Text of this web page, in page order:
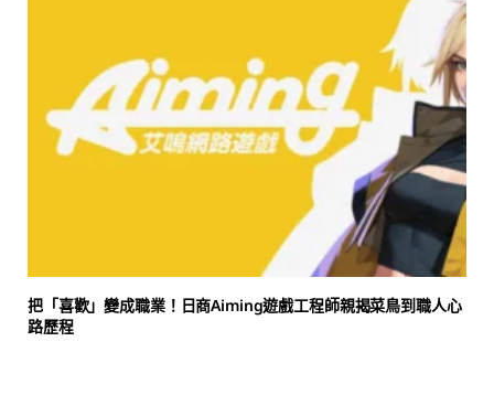
把「喜歡」變成職業！日商Aiming遊戲工程師親揭菜鳥到職人心
路歷程